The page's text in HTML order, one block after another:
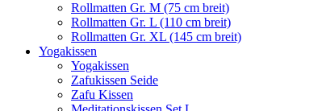
Rollmatten Gr. M (75 cm breit)
Rollmatten Gr. L (110 cm breit)
Rollmatten Gr. XL (145 cm breit)
Yogakissen
Yogakissen
Zafukissen Seide
Zafu Kissen